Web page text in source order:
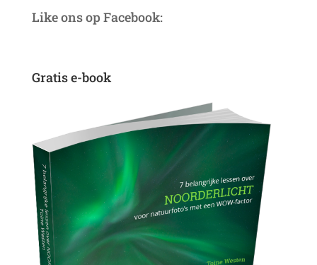
Like ons op Facebook:
Gratis e-book